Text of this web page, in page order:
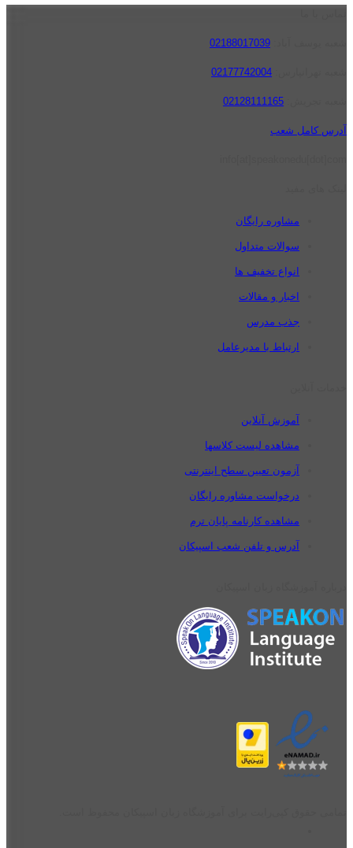
02188017039
02177742004
02128111165
آدرس کامل شعب
مشاوره رایگان
سوالات متداول
انواع تخفیف ها
اخبار و مقالات
جذب مدرس
ارتباط با مدیرعامل
آموزش آنلاین
مشاهده لیست کلاسها
آزمون تعیین سطح اینترنتی
درخواست مشاوره رایگان
مشاهده کارنامه پایان ترم
آدرس و تلفن شعب اسپیکان